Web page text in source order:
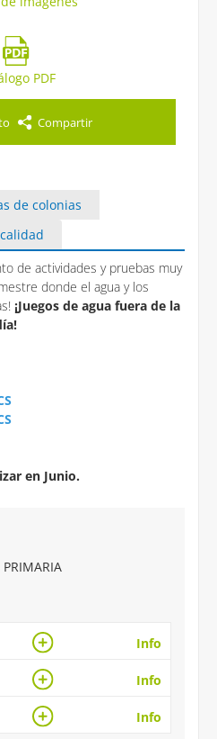
PDF
Compartir
de colonias
de actividades y pruebas muy
donde el agua y los
¡Juegos de agua fuera de la
en Junio.
Info
Info
Info